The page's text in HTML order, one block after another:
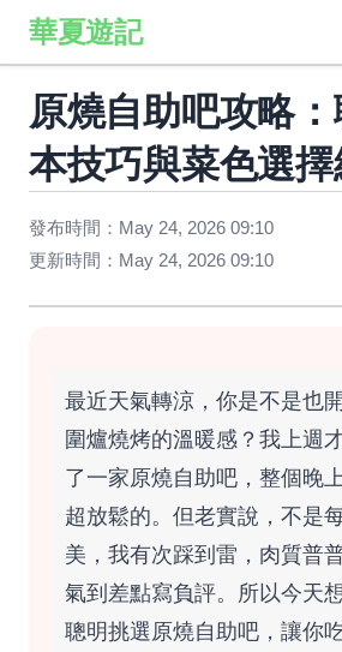
華夏遊記
原燒自助吧攻略：
本技巧與菜色選
發布時間：May 24, 2026 09:10
更新時間：May 24, 2026 09:10
最近天氣轉涼，你是不是也
圍爐燒烤的溫暖感？我上週
了一家原燒自助吧，整個晚
超放鬆的。但老實說，不是
美，我有次踩到雷，肉質普
氣到差點寫負評。所以今天
聰明挑選原燒自助吧，讓你